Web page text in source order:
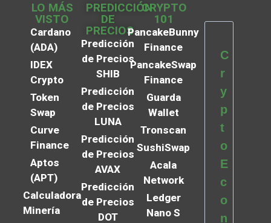
LO MÁS
VISTO
Cardano
(ADA)
IDEX
Crypto
Token
Swap
Curve
Finance
Aptos
(APT)
Calculadora
Minería
PREDICCIÓN
DE
PRECIOS
Predicción
de Precios
SHIB
Predicción
de Precios
LUNA
Predicción
de Precios
AVAX
Predicción
de Precios
DOT
CRYPTO
101
PancakeBunny
Finance
PancakeSwap
Finance
Guarda
Wallet
Tronscan
SushiSwap
Acala
Network
Ledger
Nano S
C
r
y
p
t
o
E
c
o
n